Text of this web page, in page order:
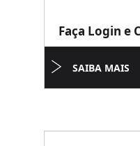
Faça Login e
SAIBA MAIS